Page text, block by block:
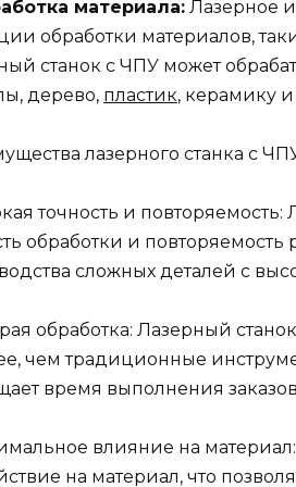
материала: Лазерное
обработки материалов,
станок с ЧПУ может
дерево, пластик, керамику и
лазерного станка с
точность и
обработки и повторяемость
сложных деталей с
обработка: Лазерный
чем традиционные
время выполнения
влияние на
на материал, что